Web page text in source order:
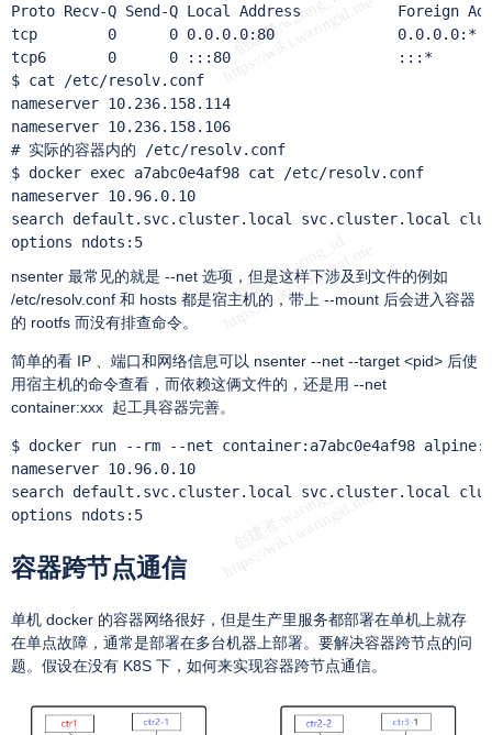
Proto Recv-Q Send-Q Local Address
tcp        0      0 0.0.0.0:80              0.0.0.0:*
tcp6       0      0 :::80                   :::*
$ cat /etc/resolv.conf
nameserver 10.236.158.114
nameserver 10.236.158.106
# 实际的容器内的 /etc/resolv.conf
$ docker exec a7abc0e4af98 cat /etc/resolv.conf
nameserver 10.96.0.10
search default.svc.cluster.local svc.cluster.local
options ndots:5
nsenter 最常见的就是 --net 选项，但是这样下涉及到文件的例如
/etc/resolv.conf 和 hosts 都是宿主机的，带上 --mount 后会进入容器
的 rootfs 而没有排查命令。
简单的看 IP 、端口和网络信息可以 nsenter --net --target <pid> 后使
用宿主机的命令查看，而依赖这俩文件的，还是用 --net
container:xxx 起工具容器完善。
$ docker run --rm --net container:a7abc0e4af98
nameserver 10.96.0.10
search default.svc.cluster.local svc.cluster.local
options ndots:5
容器跨节点通信
单机 docker 的容器网络很好，但是生产里服务都部署在单机上就存
在单点故障，通常是部署在多台机器上部署。要解决容器跨节点的问
题。假设在没有 K8S 下，如何来实现容器跨节点通信。